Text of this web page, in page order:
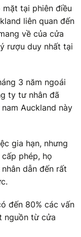
tại phiên điều
liên quan đến
về của cửa
rượu duy nhất tại
3 năm ngoái
ty tư nhân đã
Auckland này
gia hạn, nhưng
phép, họ
dẫn đến rất
đến 80% các vấn
nguồn từ cửa